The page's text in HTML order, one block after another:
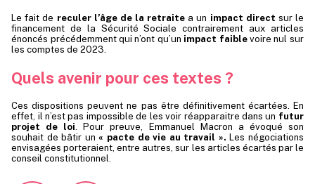
Le fait de reculer l’âge de la retraite a un impact direct sur le
financement de la Sécurité Sociale contrairement aux articles
énoncés précédemment qui n’ont qu’un impact faiblevoire nul sur
les comptes de 2023.
Quels avenir pour ces textes ?
Ces dispositions peuvent ne pas être définitivement écartées. En
effet, il n’est pas impossible de les voir réapparaitre dans un futur
projet de loi. Pour preuve, Emmanuel Macron a évoqué son
souhait de bâtir un« pacte de vie au travail ». Les négociations
envisagées porteraient, entre autres, sur les articles écartés par le
conseil constitutionnel.